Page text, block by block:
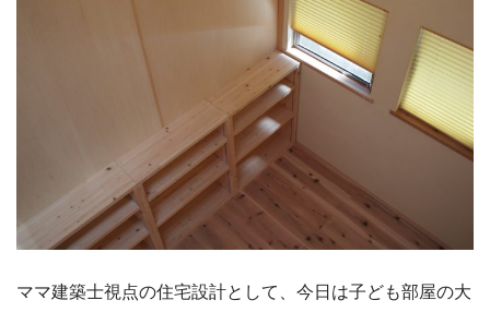
ママ建築士視点の住宅設計として、今日は子ども部屋の大